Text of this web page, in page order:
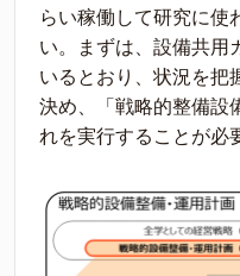
らい稼働して研究に使
い。まずは、設備共用
いるとおり、状況を把
決め、「戦略的整備設
れを実行することが必